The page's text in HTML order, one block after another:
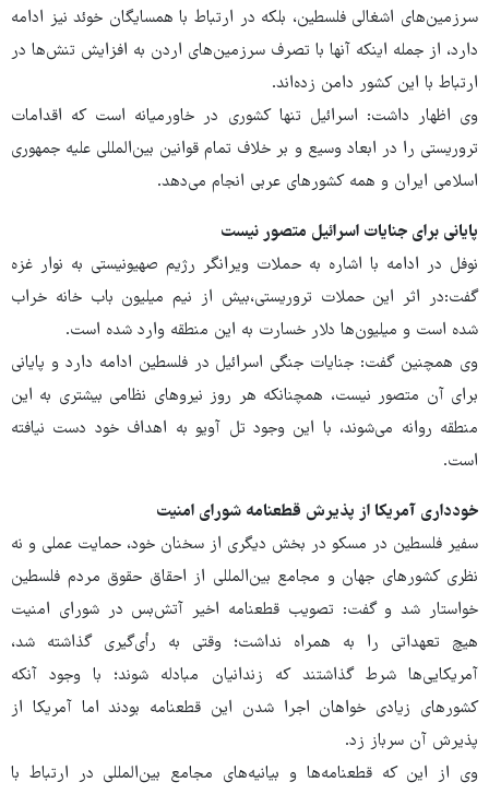
سرزمین‌های اشغالی فلسطین، بلکه در ارتباط با همسایگان خوئد نیز ادامه
دارد، از جمله اینکه آنها با تصرف سرزمین‌های اردن به افزایش تنش‌ها در
ارتباط با این کشور دامن زده‌اند.
وی اظهار داشت:‌ اسرائیل تنها کشوری در خاورمیانه است که اقدامات
تروریستی را در ابعاد وسیع و بر خلاف تمام قوانین بین‌المللی علیه جمهوری
اسلامی ایران و همه کشورهای عربی انجام می‌دهد.
پایانی برای جنایات اسرائیل متصور نیست
نوفل در ادامه با اشاره به حملات ویرانگر رژیم صهیونیستی به نوار غزه
گفت:‌در اثر این حملات تروریستی،‌بیش از نیم میلیون باب خانه خراب
شده است و میلیون‌ها دلار خسارت به این منطقه وارد شده است.
وی همچنین گفت: جنایات جنگی اسرائیل در فلسطین ادامه دارد و پایانی
برای آن متصور نیست، همچنانکه هر روز نیروهای نظامی بیشتری به این
منطقه روانه می‌شوند، با این وجود تل آویو به اهداف خود دست نیافته
است.
خودداری آمریکا از پذیرش قطعنامه شورای امنیت
سفیر فلسطین در مسکو در بخش دیگری از سخنان خود، حمایت عملی و نه
نظری کشورهای جهان و مجامع بین‌المللی از احقاق حقوق مردم فلسطین
خواستار شد و گفت:‌ تصویب قطعنامه اخیر آتش‌بس در شورای امنیت
هیچ تعهداتی را به همراه نداشت؛ وقتی به رأی‌گیری گذاشته شد،
آمریکایی‌ها شرط گذاشتند که زندانیان مبادله شوند؛ با وجود آنکه
کشورهای زیادی خواهان اجرا شدن این قطعنامه بودند اما آمریکا از
پذیرش آن سرباز زد.
وی از این که قطعنامه‌ها و بیانیه‌های مجامع بین‌المللی در ارتباط با